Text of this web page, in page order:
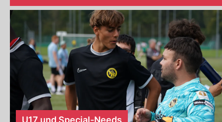
U17 und Special-Needs